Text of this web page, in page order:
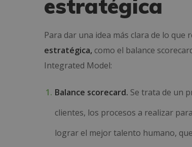
estratégica
Para dar una idea más clara de lo
estratégica, como el balance
Integrated Model:
Balance scorecard. Se trata de un
clientes, los procesos a realizar
lograr el mejor talento humano,